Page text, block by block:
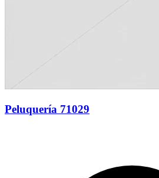
Peluquería 71029